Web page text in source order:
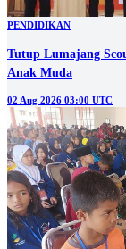
PENDIDIKAN
Tutup Lumajang
Anak Muda
02 Aug 2026 03:00 UTC